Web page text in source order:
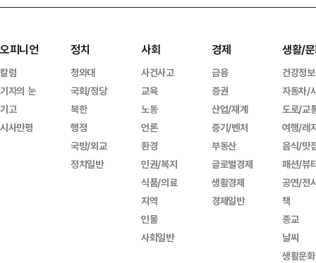
오피니언
칼럼
기자의 눈
기고
시사만평
정치
청와대
국회/정당
북한
행정
국방/외교
정치일반
사회
사건사고
교육
노동
언론
환경
인권/복지
식품/의료
지역
인물
사회일반
경제
금융
증권
산업/재계
중기/벤처
부동산
글로벌경제
생활경제
경제일반
생활/
건강정보
자동차/
도로/교
여행/레
음식/맛
패션/뷰
공연/전
책
종교
날씨
생활문